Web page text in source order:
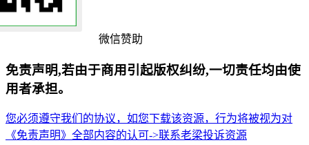
微信赞助
免责声明,若由于商用引起版权纠纷,一切责任均由使
用者承担。
您必须遵守我们的协议，如您下载该资源，行为将被视为对
《免责声明》全部内容的认可->联系老梁投诉资源